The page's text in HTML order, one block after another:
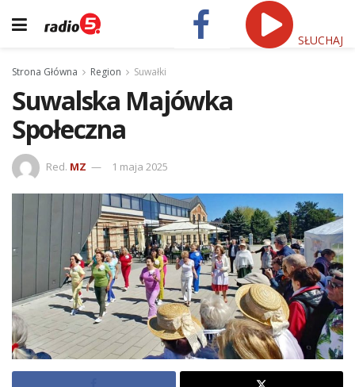
SŁUCHAJ
Strona Główna Region Suwałki
Suwalska Majówka
Społeczna
Red. MZ 1 maja 2025